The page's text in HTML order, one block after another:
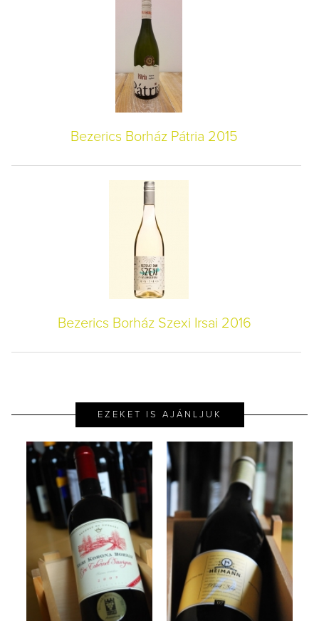
Bezerics Borház Pátria 2015
Bezerics Borház Szexi Irsai 2016
EZEKET IS AJÁNLJUK